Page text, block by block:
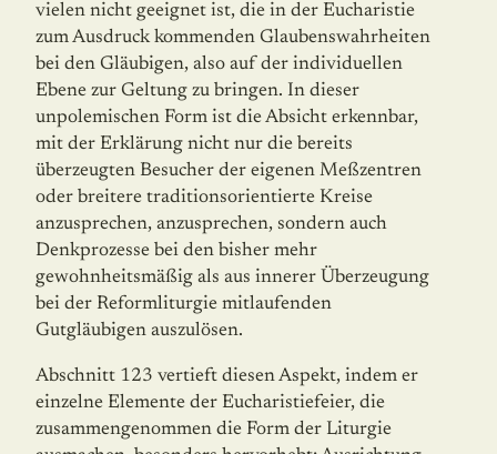
vielen nicht geeignet ist, die in der Eucharistie
zum Ausdruck kommenden Glaubenswahrheiten
bei den Gläu­bigen, also auf der individuellen
Ebene zur Geltung zu bringen. In dieser
unpolemischen Form ist die Absicht erkennbar,
mit der Erklärung nicht nur die bereits
überzeugten Be­sucher der eigenen Meßzentren
oder breitere traditionsorientierte Kreise
anzusprechen, anzusprechen, sondern auch
Denkprozesse bei den bisher mehr
gewohnheitsmäßig als aus innerer Überzeugung
bei der Reformliturgie mitlaufenden
Gutgläubigen auszulösen.
Abschnitt 123 vertieft diesen Aspekt, indem er
einzelne Elemente der Eucharistiefeier, die
zusammengenommen die Form der Liturgie